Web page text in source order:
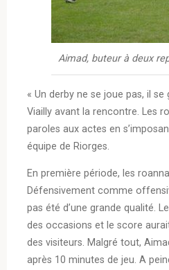
Aimad, buteur à deux
« Un derby ne se joue pas, il
Viailly avant la rencontre. Les
paroles aux actes en
équipe de Riorges.
En première période, les
Défensivement comme
pas été d’une grande qualité.
des occasions et le score
des visiteurs. Malgré tout,
après 10 minutes de jeu. A